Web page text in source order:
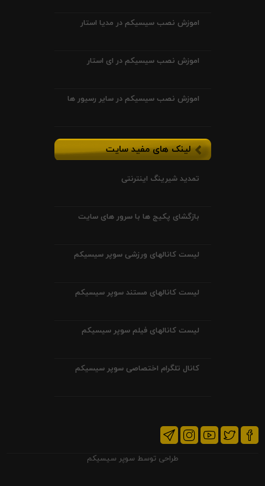
اموزش نصب سیسیکم در مدیا استار
اموزش نصب سیسیکم در ای استار
اموزش نصب سیسیکم در سایر رسیور ها
لینک های مفید سایت
تمدید شیرینگ اینترنتی
بازگشای پکیج ها با سرور های سایت
لیست کانالهای ورزشی سوپر سیسیکم
لیست کانالهای مستند سوپر سیسیکم
لیست کانالهای فیلم سوپر سیسیکم
کانال تلگرام اختصاصی سوپر سیسیکم
طراحی توسط سوپر سیسیکم